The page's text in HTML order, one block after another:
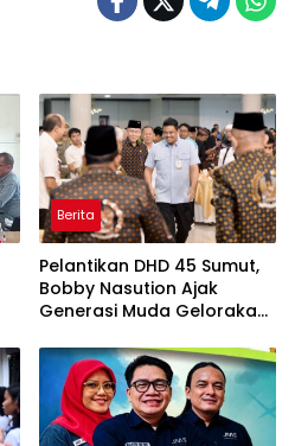
Berita
Pelantikan DHD 45 Sumut,
Bobby Nasution Ajak
Generasi Muda Gelorakan